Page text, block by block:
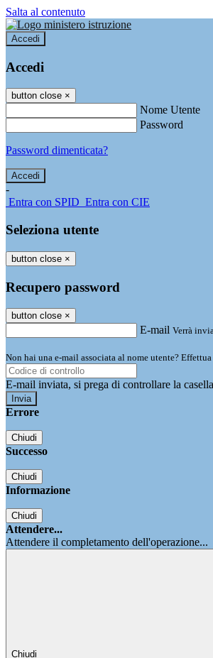
Salta al contenuto
Accedi
Accedi
button close ×
Nome Utente
Password
Password dimenticata?
-
Entra con SPID Entra con CIE
Seleziona utente
button close ×
Recupero password
button close ×
E-mail Verrà
Non hai una e-mail associata al nome utente?
E-mail inviata, si prega di controllare la
Errore
Chiudi
Successo
Chiudi
Informazione
Chiudi
Attendere...
Attendere il completamento dell'operazione...
Chiudi